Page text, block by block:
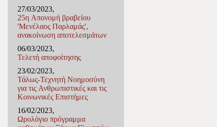
27/03/2023,
25η Απονομή βραβείου
'Μενέλαος Παρλαμάς',
ανακοίνωση αποτελεσμάτων
06/03/2023,
Τελετή αποφοίτησης
23/02/2023,
Τάλως-Τεχνητή Νοημοσύνη
για τις Ανθρωπιστικές και τις
Κοινωνικές Επιστήμες
16/02/2023,
Ωρολόγιο πρόγραμμα